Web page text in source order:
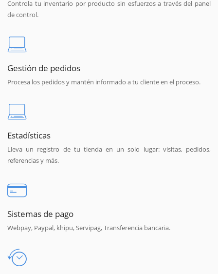
Controla tu inventario por producto sin esfuerzos a través del panel
de control.
Gestión de pedidos
Procesa los pedidos y mantén informado a tu cliente en el proceso.
Estadísticas
Lleva un registro de tu tienda en un solo lugar: visitas, pedidos,
referencias y más.
Sistemas de pago
Webpay, Paypal, khipu, Servipag, Transferencia bancaria.